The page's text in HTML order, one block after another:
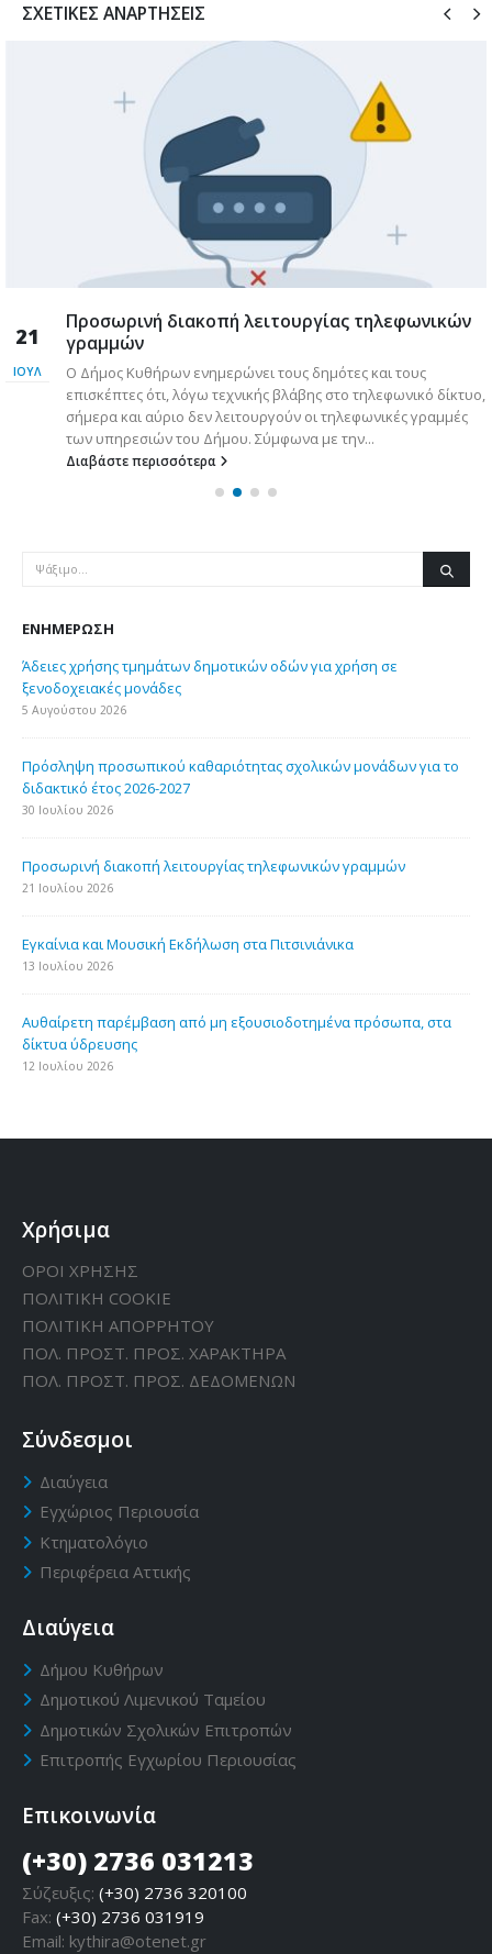
ΣΧΕΤΙΚΈΣ ΑΝΑΡΤΉΣΕΙΣ
21
ΙΟΎΛ
Προσωρινή διακοπή λειτουργίας τηλεφωνικών
γραμμών
Ο Δήμος Κυθήρων ενημερώνει τους δημότες και τους
επισκέπτες ότι, λόγω τεχνικής βλάβης στο τηλεφωνικό δίκτυο,
σήμερα και αύριο δεν λειτουργούν οι τηλεφωνικές γραμμές
των υπηρεσιών του Δήμου. Σύμφωνα με την...
Διαβάστε περισσότερα
ΕΝΗΜΈΡΩΣΗ
Άδειες χρήσης τμημάτων δημοτικών οδών για χρήση σε
ξενοδοχειακές μονάδες
5 Αυγούστου 2026
Πρόσληψη προσωπικού καθαριότητας σχολικών μονάδων για το
διδακτικό έτος 2026-2027
30 Ιουλίου 2026
Προσωρινή διακοπή λειτουργίας τηλεφωνικών γραμμών
21 Ιουλίου 2026
Εγκαίνια και Μουσική Εκδήλωση στα Πιτσινιάνικα
13 Ιουλίου 2026
Aυθαίρετη παρέμβαση από μη εξουσιοδοτημένα πρόσωπα, στα
δίκτυα ύδρευσης
12 Ιουλίου 2026
Χρήσιμα
ΟΡΟΙ ΧΡΗΣΗΣ
ΠΟΛΙΤΙΚΗ CΟΟΚΙΕ
ΠΟΛΙΤΙΚΗ ΑΠΟΡΡΗΤΟΥ
ΠΟΛ. ΠΡΟΣΤ. ΠΡΟΣ. ΧΑΡΑΚΤΗΡΑ
ΠΟΛ. ΠΡΟΣΤ. ΠΡΟΣ. ΔΕΔΟΜΕΝΩΝ
Σύνδεσμοι
Διαύγεια
Εγχώριος Περιουσία
Κτηματολόγιο
Περιφέρεια Αττικής
Διαύγεια
Δήμου Κυθήρων
Δημοτικού Λιμενικού Ταμείου
Δημοτικών Σχολικών Επιτροπών
Επιτροπής Εγχωρίου Περιουσίας
Επικοινωνία
(+30) 2736 031213
Σύζευξις: (+30) 2736 320100
Fax: (+30) 2736 031919
Email: kythira@otenet.gr